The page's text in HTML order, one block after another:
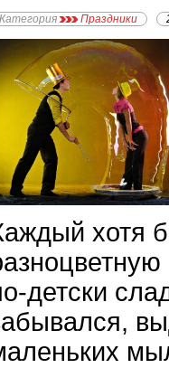
Категория Праздники
хотя
детски